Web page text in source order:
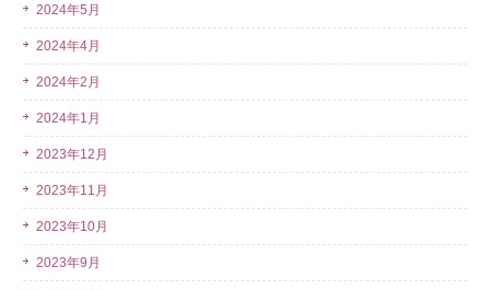
2024年5月
2024年4月
2024年2月
2024年1月
2023年12月
2023年11月
2023年10月
2023年9月